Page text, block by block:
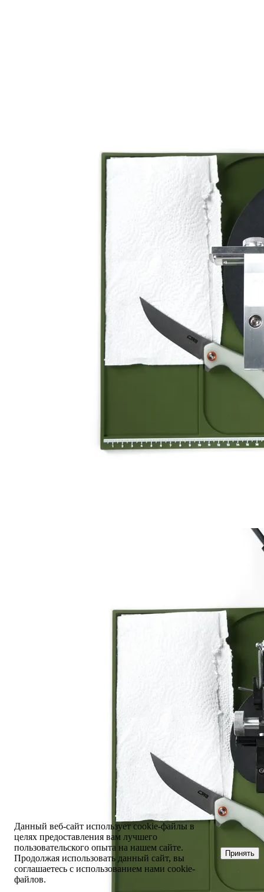
Данный веб-сайт использует cookie-файлы в
целях предоставления вам лучшего
пользовательского опыта на нашем сайте.
Продолжая использовать данный сайт, вы
соглашаетесь с использованием нами cookie-
файлов.
Принять